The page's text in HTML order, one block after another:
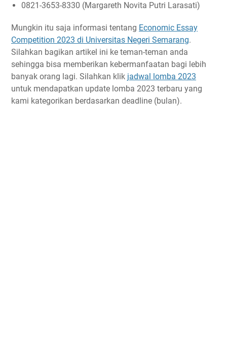
0821-3653-8330 (Margareth Novita Putri Larasati)
Mungkin itu saja informasi tentang Economic Essay
Competition 2023 di Universitas Negeri Semarang.
Silahkan bagikan artikel ini ke teman-teman anda
sehingga bisa memberikan kebermanfaatan bagi lebih
banyak orang lagi. Silahkan klik jadwal lomba 2023
untuk mendapatkan update lomba 2023 terbaru yang
kami kategorikan berdasarkan deadline (bulan).